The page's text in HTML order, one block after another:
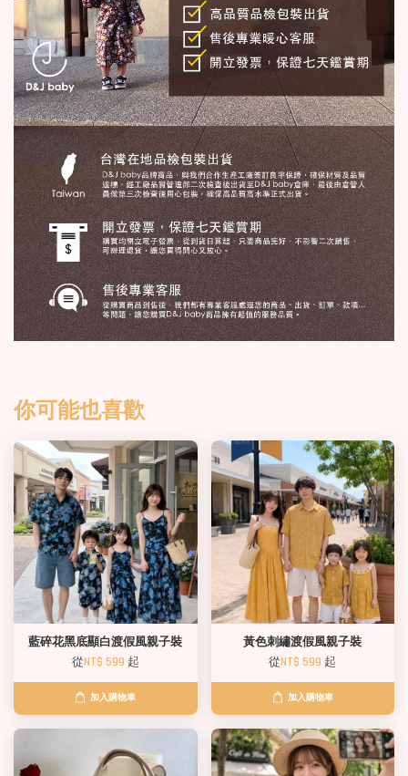
你可能也喜歡
藍碎花黑底顯白渡假風親子裝
從NT$ 599 起
加入購物車
黃色刺繡渡假風親子裝
從NT$ 599 起
加入購物車